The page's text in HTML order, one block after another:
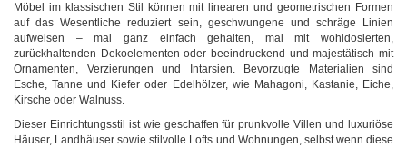
Möbel im klassischen Stil können mit linearen und geometrischen Formen
auf das Wesentliche reduziert sein, geschwungene und schräge Linien
aufweisen – mal ganz einfach gehalten, mal mit wohldosierten,
zurückhaltenden Dekoelementen oder beeindruckend und majestätisch mit
Ornamenten, Verzierungen und Intarsien. Bevorzugte Materialien sind
Esche, Tanne und Kiefer oder Edelhölzer, wie Mahagoni, Kastanie, Eiche,
Kirsche oder Walnuss.
Dieser Einrichtungsstil ist wie geschaffen für prunkvolle Villen und luxuriöse
Häuser, Landhäuser sowie stilvolle Lofts und Wohnungen, selbst wenn diese